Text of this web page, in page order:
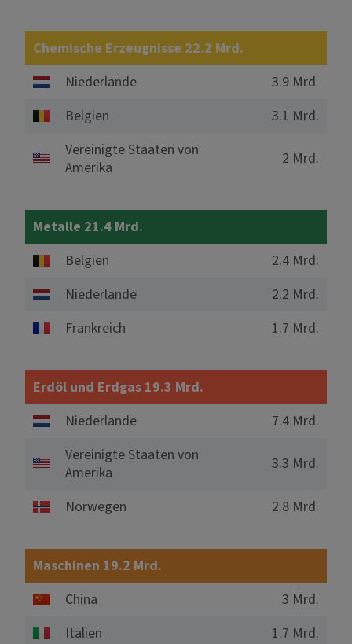
Chemische Erzeugnisse 22.2 Mrd.
Niederlande
3.9 Mrd.
Belgien
3.1 Mrd.
Vereinigte Staaten von
Amerika
2 Mrd.
Metalle 21.4 Mrd.
Belgien
2.4 Mrd.
Niederlande
2.2 Mrd.
Frankreich
1.7 Mrd.
Erdöl und Erdgas 19.3 Mrd.
Niederlande
7.4 Mrd.
Vereinigte Staaten von
Amerika
3.3 Mrd.
Norwegen 2.8 Mrd.
Maschinen 19.2 Mrd.
China
3 Mrd.
Italien
1.7 Mrd.